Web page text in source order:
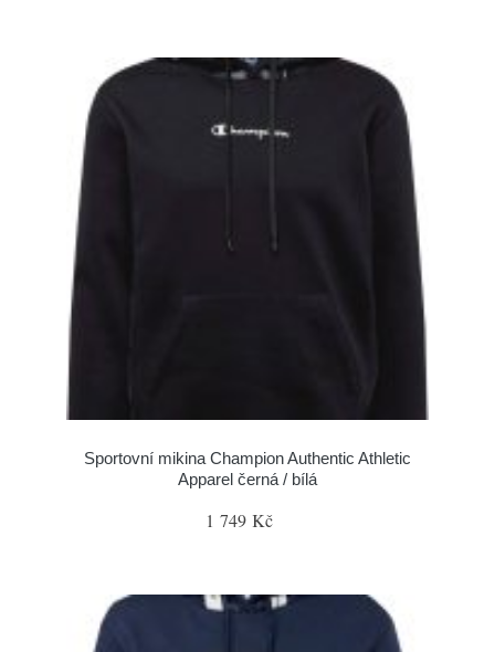
Sportovní mikina Champion Authentic Athletic
Apparel černá / bílá
1 749 Kč